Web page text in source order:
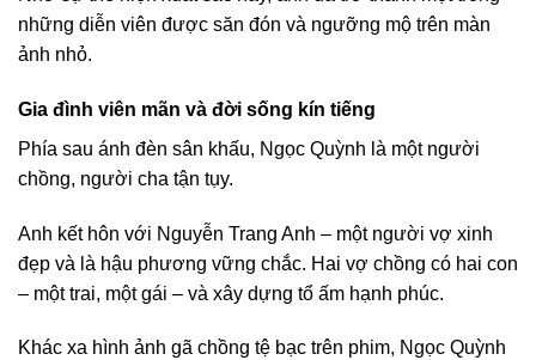
những diễn viên được săn đón và ngưỡng mộ trên màn
ảnh nhỏ.
Gia đình viên mãn và đời sống kín tiếng
Phía sau ánh đèn sân khấu, Ngọc Quỳnh là một người
chồng, người cha tận tụy.
Anh kết hôn với Nguyễn Trang Anh – một người vợ xinh
đẹp và là hậu phương vững chắc. Hai vợ chồng có hai con
– một trai, một gái – và xây dựng tổ ấm hạnh phúc.
Khác xa hình ảnh gã chồng tệ bạc trên phim, Ngọc Quỳnh